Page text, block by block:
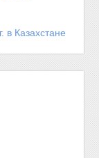
в Казахстане